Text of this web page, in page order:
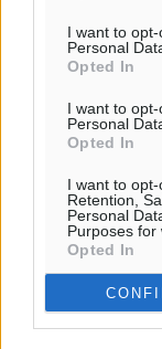
I want to
Personal
Opted In
I want to
Personal
Opted In
I want to opt-
Retention,
Personal
Purposes for
Opted In
Ερώτηση
«σύγχρονου
Φυσικών
Ειδήσεις• πριν 1
Έκκληση
Τοπικές Ειδήσεις
Ακρίβεια:
στους 4